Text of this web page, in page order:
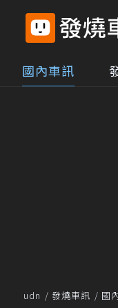
國內車訊
udn 發燒車訊 國